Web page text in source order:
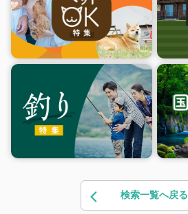
検索一覧へ戻る